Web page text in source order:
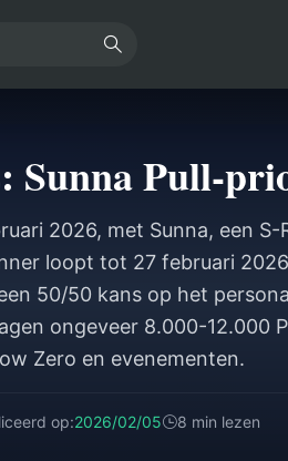
Sunna Pull-
2026, met Sunna, een S-
loopt tot 27 februari
50/50 kans op het
ongeveer 8.000-12.000
Zero en evenementen.
op:2026/02/05 8 min lezen